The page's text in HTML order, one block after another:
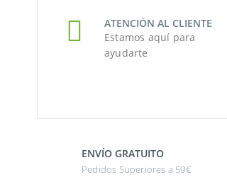
ATENCIÓN AL CLIENTE
Estamos aquí para
ayudarte
ENVÍO GRATUITO
Pedidos Superiores a 59€